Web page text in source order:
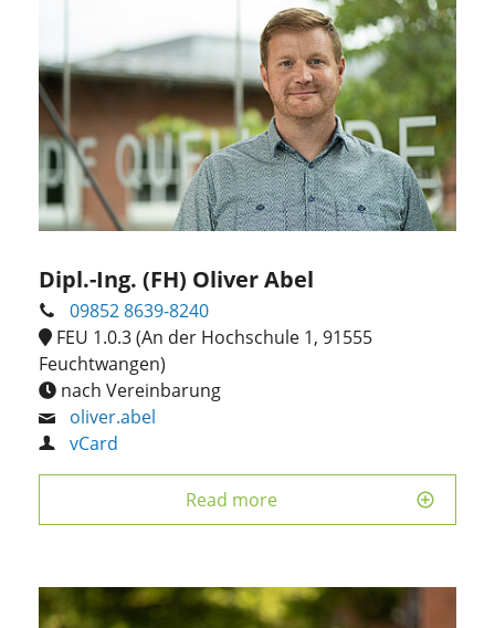
Dipl.-Ing. (FH) Oliver Abel
09852 8639-8240
FEU 1.0.3 (An der Hochschule 1, 91555
Feuchtwangen)
nach Vereinbarung
oliver.abel
vCard
Read more